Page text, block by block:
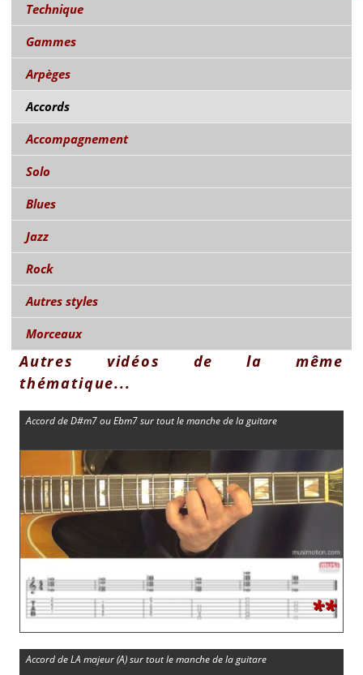
Technique
Gammes
Arpèges
Accords
Accompagnement
Solo
Blues
Jazz
Rock
Autres styles
Morceaux
Autres vidéos de la même
thématique...
Accord de D#m7 ou Ebm7 sur tout le manche de la guitare
**
Accord de LA majeur (A) sur tout le manche de la guitare